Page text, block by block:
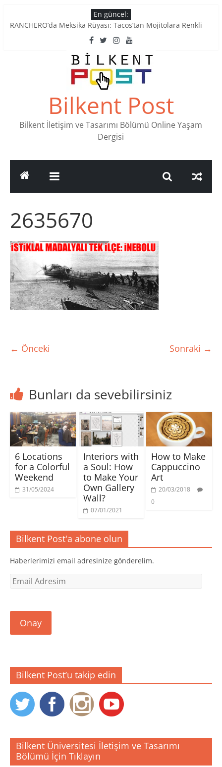
to
En güncel:
RANCHERO’da Meksika Rüyası: Tacos’tan Mojitolara Renkli
Ankara’nın Ruhunu Notalarda Yaşatan 4 Müzik Durağı
Pullardaki tarih: PTT Pul Müzesi
Stamp Collectors Unite: Places to Find Stamps in Ankara
Tatlı Konuşalım: Ankara’nın 4 Köklü Pastanesi
Bilkent Post
Bilkent İletişim ve Tasarımı Bölümü Online Yaşam
Dergisi
2635670
← Önceki Sonraki →
Bunları da sevebilirsiniz
6 Locations
for a Colorful
Weekend
31/05/2024
Interiors with
a Soul: How
to Make Your
Own Gallery
Wall?
07/01/2021
How to Make
Cappuccino
Art
20/03/2018
0
Bilkent Post'a abone olun
Haberlerimizi email adresinize gönderelim.
Email
Onay
Bilkent Post’u takip edin
Bilkent Üniversitesi İletişim ve Tasarımı
Bölümü İçin Tıklayın